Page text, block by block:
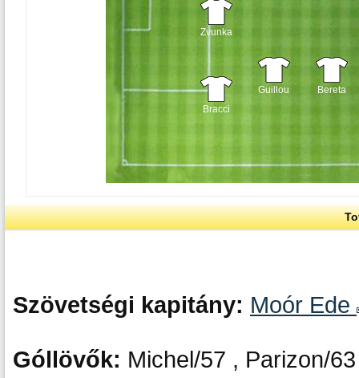
Zvunka
Bracci
Guillou Bereta
Szövetségi kapitány: Moór Ede
Góllövők: Michel/57 , Parizon/63